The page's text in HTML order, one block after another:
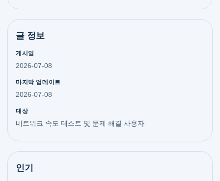
글 정보
게시일
2026-07-08
마지막 업데이트
2026-07-08
대상
네트워크 속도 테스트 및 문제 해결 사용자
인기